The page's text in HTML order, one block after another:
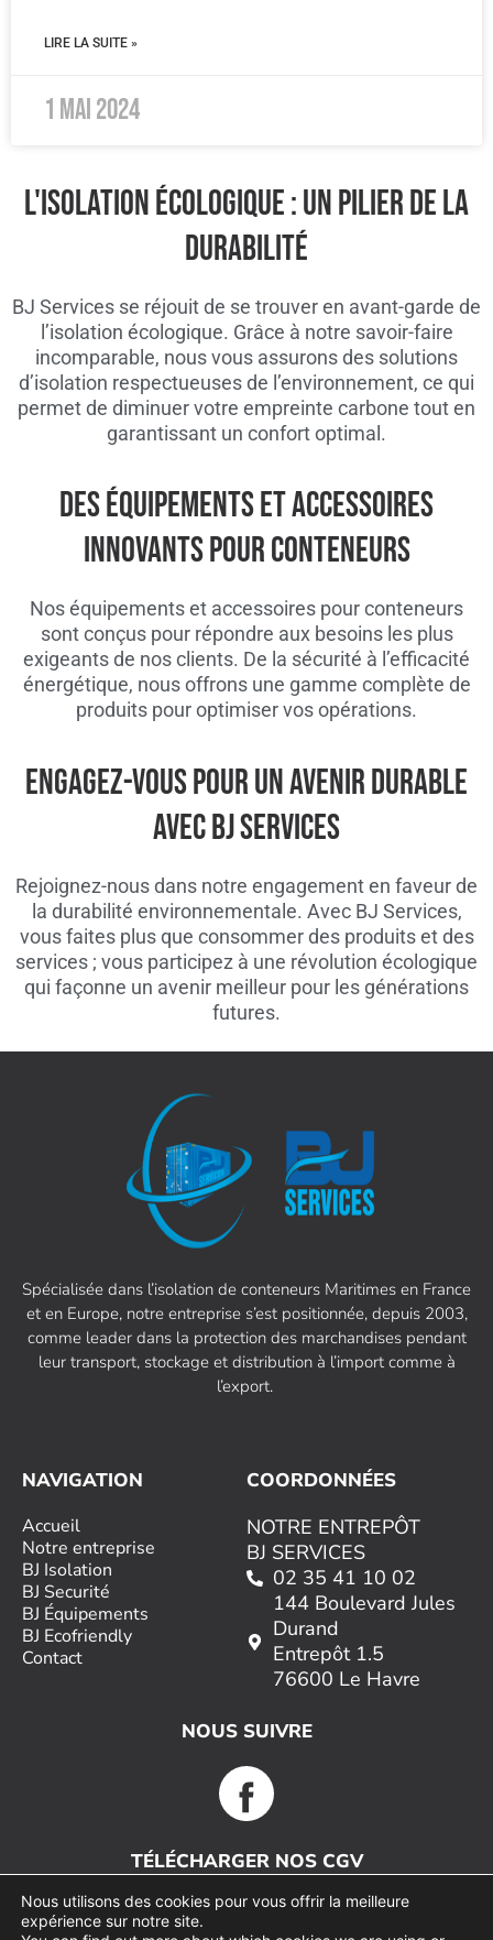
LIRE LA SUITE »
1 mai 2024
L'ISOLATION ÉCOLOGIQUE : UN PILIER DE LA
DURABILITÉ
BJ Services se réjouit de se trouver en avant-garde de
l’isolation écologique. Grâce à notre savoir-faire
incomparable, nous vous assurons des solutions
d’isolation respectueuses de l’environnement, ce qui
permet de diminuer votre empreinte carbone tout en
garantissant un confort optimal.
DES ÉQUIPEMENTS ET ACCESSOIRES
INNOVANTS POUR CONTENEURS
Nos équipements et accessoires pour conteneurs
sont conçus pour répondre aux besoins les plus
exigeants de nos clients. De la sécurité à l’efficacité
énergétique, nous offrons une gamme complète de
produits pour optimiser vos opérations.
ENGAGEZ-VOUS POUR UN AVENIR DURABLE
AVEC BJ SERVICES
Rejoignez-nous dans notre engagement en faveur de
la durabilité environnementale. Avec BJ Services,
vous faites plus que consommer des produits et des
services ; vous participez à une révolution écologique
qui façonne un avenir meilleur pour les générations
futures.
Spécialisée dans l’isolation de conteneurs Maritimes en France
et en Europe, notre entreprise s’est positionnée, depuis 2003,
comme leader dans la protection des marchandises pendant
leur transport, stockage et distribution à l’import comme à
l’export.
NAVIGATION
Accueil
Notre entreprise
BJ Isolation
BJ Securité
BJ Équipements
BJ Ecofriendly
Contact
COORDONNÉES
NOTRE ENTREPÔT
BJ SERVICES
02 35 41 10 02
144 Boulevard Jules
Durand
Entrepôt 1.5
76600 Le Havre
NOUS SUIVRE
TÉLÉCHARGER NOS CGV
Nous utilisons des cookies pour vous offrir la meilleure
expérience sur notre site.